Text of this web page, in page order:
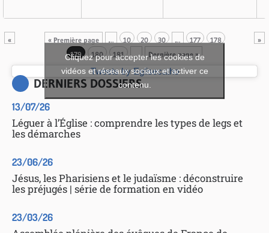
« Première page
« … 10 20 30 … 177
178
179
180 181 …
»
Dernière page »
Tweets by Eglisecatho
Cliquez pour accepter les cookies de
vidéos et réseaux sociaux et activer ce
contenu.
DERNIERS DOSSIERS
13/07/26
Léguer à l’Église : comprendre les types de legs et
les démarches
23/06/26
Jésus, les Pharisiens et le judaïsme : déconstruire
les préjugés | série de formation en vidéo
23/03/26